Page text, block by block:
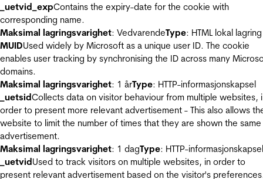
_uetvid_expContains the expiry-date for the cookie with
corresponding name.
Maksimal lagringsvarighet: VedvarendeType: HTML lokal lagring
MUIDUsed widely by Microsoft as a unique user ID. The cookie
enables user tracking by synchronising the ID across many
domains.
Maksimal lagringsvarighet: 1 årType: HTTP-informasjonskapsel
_uetsidCollects data on visitor behaviour from multiple websites,
order to present more relevant advertisement - This also allows
website to limit the number of times that they are shown the same
advertisement.
Maksimal lagringsvarighet: 1 dagType: HTTP-informasjonskapsel
_uetvidUsed to track visitors on multiple websites, in order to
present relevant advertisement based on the visitor's